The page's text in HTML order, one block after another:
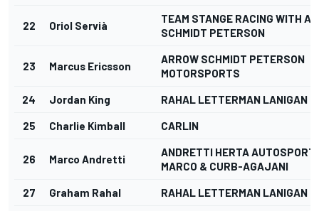
22 Oriol Servià
TEAM STANGE RACING WITH
SCHMIDT PETERSON
23 Marcus Ericsson
ARROW SCHMIDT PETERSON
MOTORSPORTS
24 Jordan King RAHAL LETTERMAN LANIGAN
25 Charlie Kimball CARLIN
26 Marco Andretti
ANDRETTI HERTA AUTOSPORT
MARCO & CURB-AGAJANI
27 Graham Rahal RAHAL LETTERMAN LANIGAN